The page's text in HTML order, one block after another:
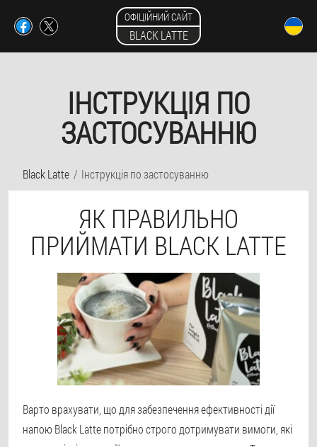
ОФІЦІЙНИЙ САЙТ
BLACK LATTE
ІНСТРУКЦІЯ ПО
ЗАСТОСУВАННЮ
Black Latte Інструкція по застосуванню
ЯК ПРАВИЛЬНО
ПРИЙМАТИ BLACK LATTE
Варто врахувати, що для забезпечення ефективності дії
напою Black Latte потрібно строго дотримувати вимоги, які